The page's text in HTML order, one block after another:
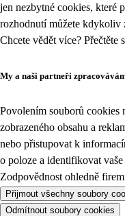
jen nezbytné cookies, které
rozhodnutí můžete kdykoliv
Chcete vědět více? Přečtěte
My a naši partneři
Povolením souborů cookies
zobrazeného obsahu a
nebo přistupovat k
o poloze a identifikovat vaše
Zodpovědnost ohledně
Přijmout všechny soubory
Odmítnout soubory cookies